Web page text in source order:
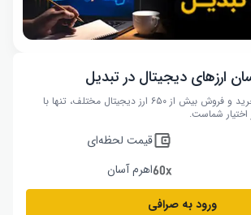
ارزهای دیجیتال در تبدیل
فرصت کسب سود از خرید و فروش بیش از ۶۵۰ ارز دیجیتال مختلف، تنها با
قیمت لحظه‌ای
اهرم آسان
ورود به صرافی